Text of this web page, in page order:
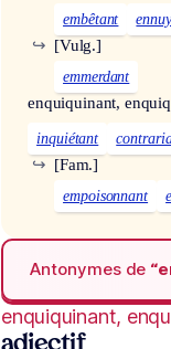
embêtant
[Vulg.]
↪
emmerdant
enquiquinant,
inquiétant
[Fam.]
↪
empoisonnant
Antonymes de
enquiquinant,